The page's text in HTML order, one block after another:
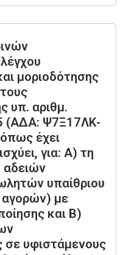
μοριοδότησης
υπ. αριθμ.
(ΑΔΑ: Ψ7Ξ17ΛΚ-
έχει
για: Α) τη
αδειών
υπαίθριου
αγορών) με
και Β)
σε υφιστάμενους